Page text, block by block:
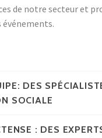
de notre secteur et
événements.
DES
SOCIALE
: DES